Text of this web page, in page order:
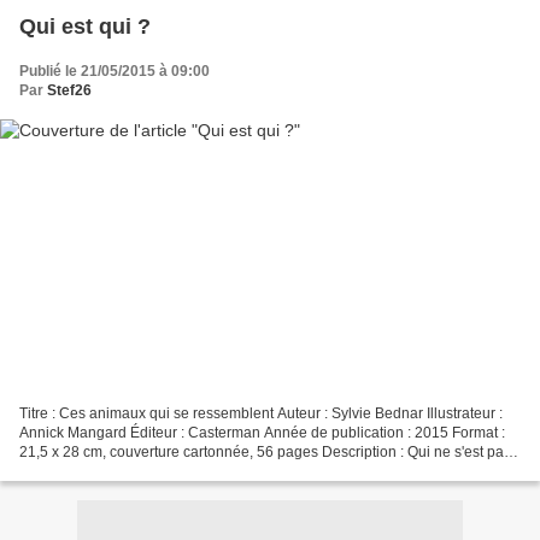
Qui est qui ?
Publié le 21/05/2015 à 09:00
Par Stef26
Titre : Ces animaux qui se ressemblent Auteur : Sylvie Bednar Illustrateur :
Annick Mangard Éditeur : Casterman Année de publication : 2015 Format :
21,5 x 28 cm, couverture cartonnée, 56 pages Description : Qui ne s'est pas